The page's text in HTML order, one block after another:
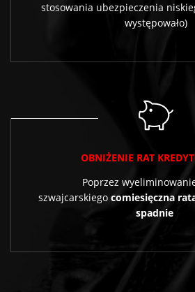
stosowania ubezpieczenia
występowało)
OBNIŻENIE RAT
Poprzez
szwajcarskiego comiesięczna
spadnie